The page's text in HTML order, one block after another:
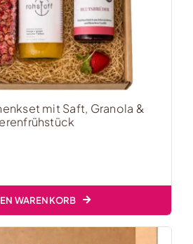
mit Saft, Granola &
WARENKORB